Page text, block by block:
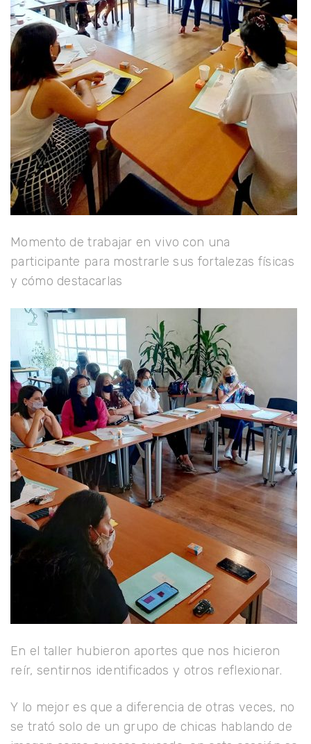
Momento de trabajar en vivo con una
participante para mostrarle sus fortalezas físicas
y cómo destacarlas
En el taller hubieron aportes que nos hicieron
reír, sentirnos identificados y otros reflexionar.⁣
Y lo mejor es que a diferencia de otras veces, no
se trató solo de un grupo de chicas hablando de